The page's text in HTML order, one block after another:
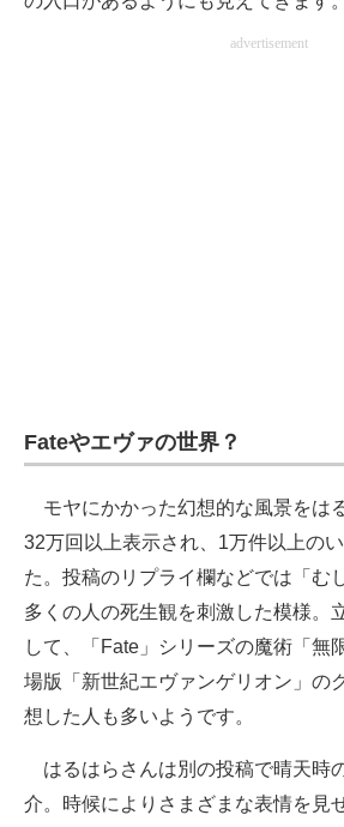
advertisement
Fateやエヴァの世界？
モヤにかかった幻想的な風景をは
32万回以上表示され、1万件以上の
た。投稿のリプライ欄などでは「む
多くの人の死生観を刺激した模様。
して、「Fate」シリーズの魔術「無
場版「新世紀エヴァンゲリオン」の
想した人も多いようです。
はるはらさんは別の投稿で晴天時
介。時候によりさまざまな表情を見